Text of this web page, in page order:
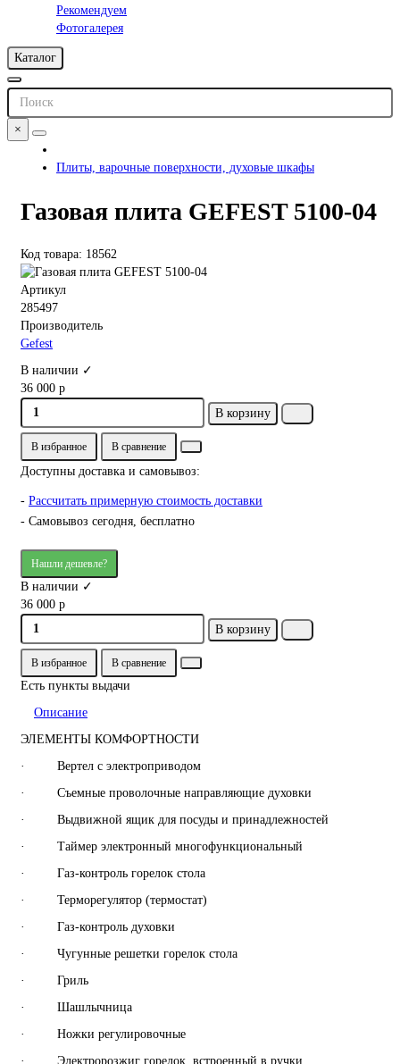
Рекомендуем
Фотогалерея
Каталог
×
Плиты, варочные поверхности, духовые шкафы
Газовая плита GEFEST 5100-04
Код товара: 18562
Артикул
285497
Производитель
Gefest
В наличии ✓
36 000 р
В корзину
В избранное В сравнение
Доступны доставка и самовывоз:
- Рассчитать примерную стоимость доставки
- Самовывоз сегодня, бесплатно
Нашли дешевле?
В наличии ✓
36 000 р
В корзину
В избранное В сравнение
Есть пункты выдачи
Описание
ЭЛЕМЕНТЫ КОМФОРТНОСТИ
· Вертел с электроприводом
· Съемные проволочные направляющие духовки
· Выдвижной ящик для посуды и принадлежностей
· Таймер электронный многофункциональный
· Газ-контроль горелок стола
· Терморегулятор (термостат)
· Газ-контроль духовки
· Чугунные решетки горелок стола
· Гриль
· Шашлычница
· Ножки регулировочные
· Электророзжиг горелок, встроенный в ручки